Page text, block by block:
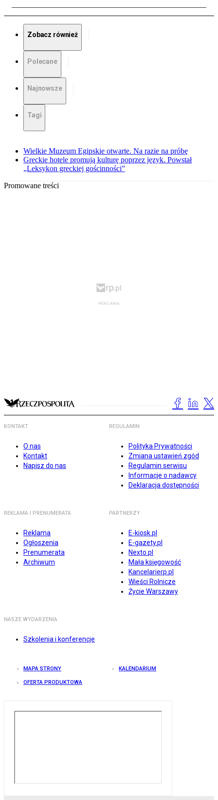
Zobacz również
Polecane
Najnowsze
Tagi
Wielkie Muzeum Egipskie otwarte. Na razie na próbę
Greckie hotele promują kulturę poprzez język. Powstał
„Leksykon greckiej gościnności”
Promowane treści
KONTAKT
O nas
Kontakt
Napisz do nas
REGULAMIN
Polityka Prywatności
Zmiana ustawień zgód
Regulamin serwisu
Informacje o nadawcy
Deklaracja dostępności
REKLAMA I PRENUMERATA
Reklama
Ogłoszenia
Prenumerata
Archiwum
PARTNERZY
E-kiosk.pl
E-gazety.pl
Nexto.pl
Mała księgowość
Kancelarierp.pl
Wieści Rolnicze
Życie Warszawy
NASZE WYDARZENIA
Szkolenia i konferencje
MAPA STRONY KALENDARIUM
OFERTA PRODUKTOWA